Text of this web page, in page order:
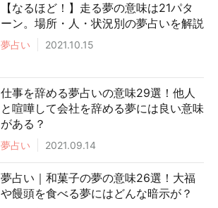
【なるほど！】走る夢の意味は21パタ
ーン。場所・人・状況別の夢占いを解説
夢占い 2021.10.15
仕事を辞める夢占いの意味29選！他人
と喧嘩して会社を辞める夢には良い意味
がある？
夢占い 2021.09.14
夢占い｜和菓子の夢の意味26選！大福
や饅頭を食べる夢にはどんな暗示が？